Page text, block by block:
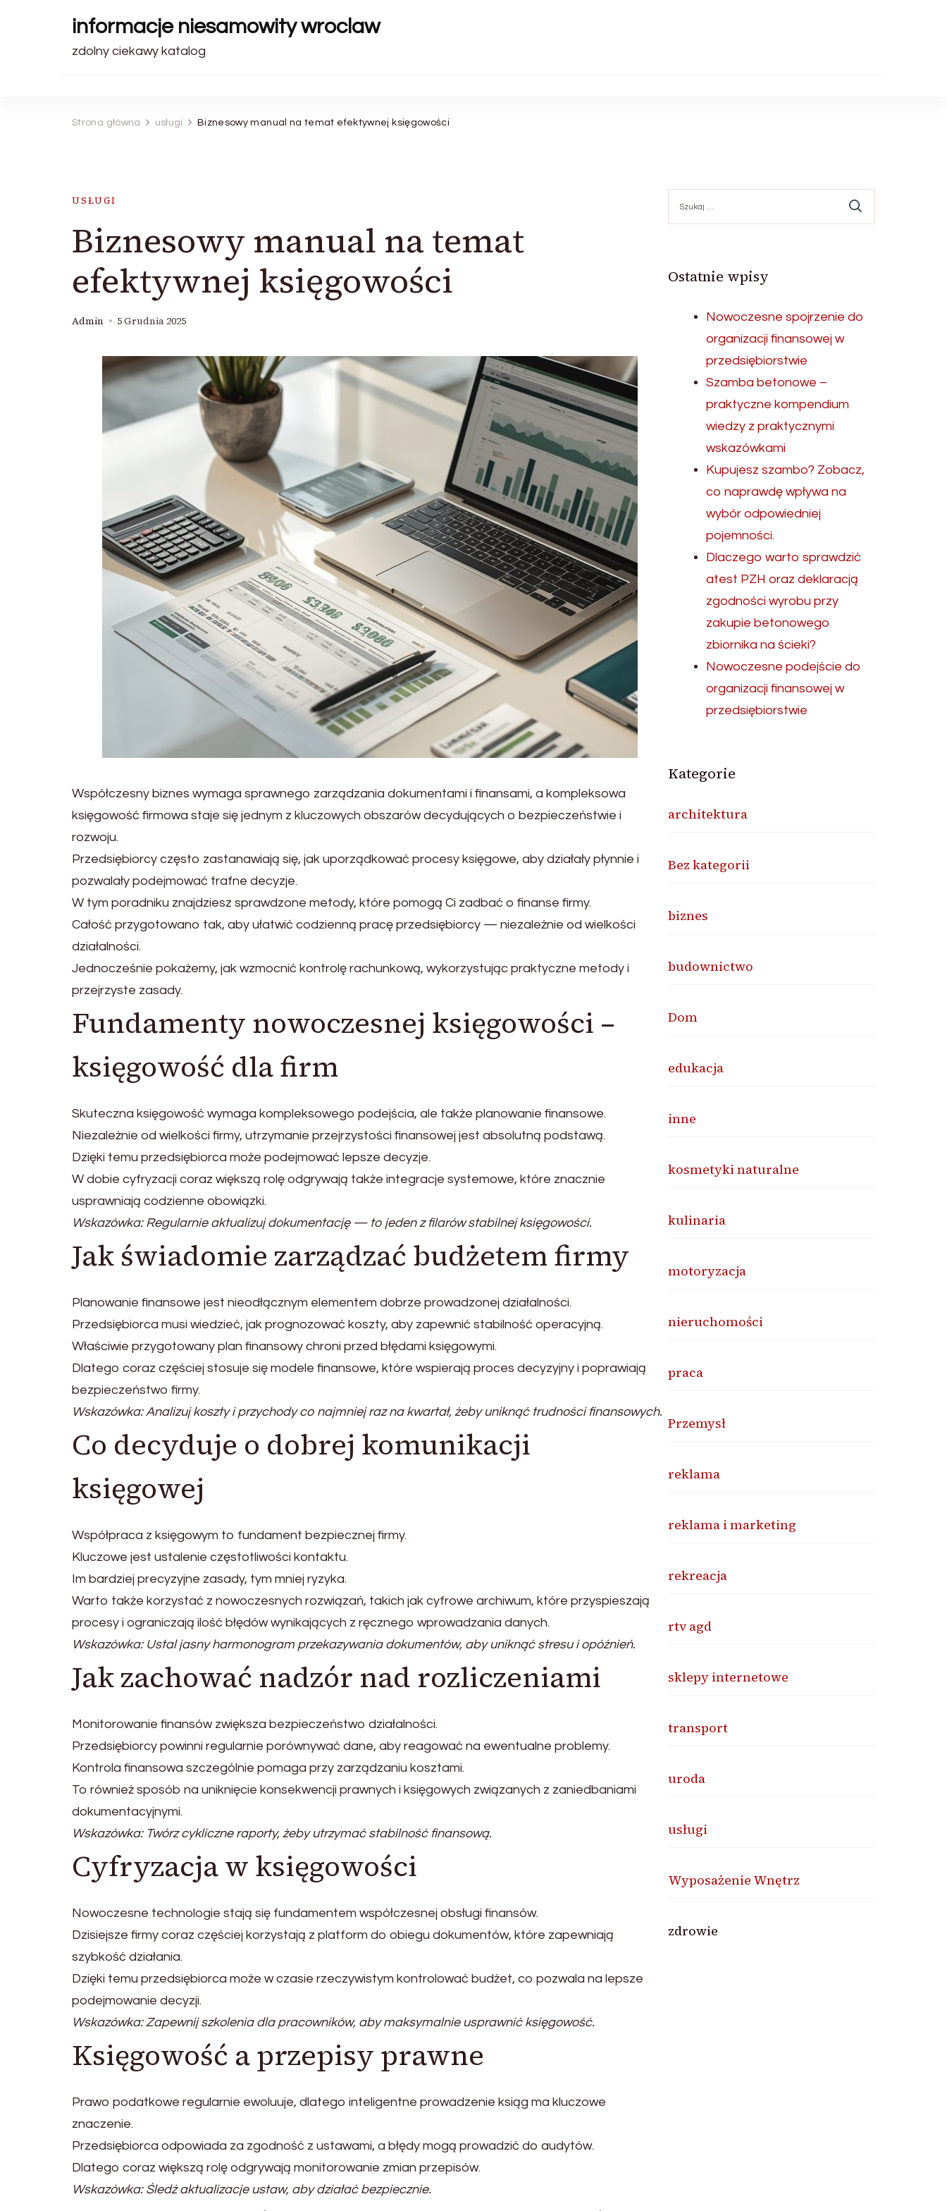
informacje niesamowity wroclaw
zdolny ciekawy katalog
Strona główna usługi Biznesowy manual na temat efektywnej księgowości
USŁUGI
Biznesowy manual na temat
efektywnej księgowości
Admin 5 Grudnia 2025
Współczesny biznes wymaga sprawnego zarządzania dokumentami i finansami, a kompleksowa
księgowość firmowa staje się jednym z kluczowych obszarów decydujących o bezpieczeństwie i
rozwoju.
Przedsiębiorcy często zastanawiają się, jak uporządkować procesy księgowe, aby działały płynnie i
pozwalały podejmować trafne decyzje.
W tym poradniku znajdziesz sprawdzone metody, które pomogą Ci zadbać o finanse firmy.
Całość przygotowano tak, aby ułatwić codzienną pracę przedsiębiorcy — niezależnie od wielkości
działalności.
Jednocześnie pokażemy, jak wzmocnić kontrolę rachunkową, wykorzystując praktyczne metody i
przejrzyste zasady.
Fundamenty nowoczesnej księgowości –
księgowość dla firm
Skuteczna księgowość wymaga kompleksowego podejścia, ale także planowanie finansowe.
Niezależnie od wielkości firmy, utrzymanie przejrzystości finansowej jest absolutną podstawą.
Dzięki temu przedsiębiorca może podejmować lepsze decyzje.
W dobie cyfryzacji coraz większą rolę odgrywają także integracje systemowe, które znacznie
usprawniają codzienne obowiązki.
Wskazówka: Regularnie aktualizuj dokumentację — to jeden z filarów stabilnej księgowości.
Jak świadomie zarządzać budżetem firmy
Planowanie finansowe jest nieodłącznym elementem dobrze prowadzonej działalności.
Przedsiębiorca musi wiedzieć, jak prognozować koszty, aby zapewnić stabilność operacyjną.
Właściwie przygotowany plan finansowy chroni przed błędami księgowymi.
Dlatego coraz częściej stosuje się modele finansowe, które wspierają proces decyzyjny i poprawiają
bezpieczeństwo firmy.
Wskazówka: Analizuj koszty i przychody co najmniej raz na kwartał, żeby uniknąć trudności finansowych.
Co decyduje o dobrej komunikacji
księgowej
Współpraca z księgowym to fundament bezpiecznej firmy.
Kluczowe jest ustalenie częstotliwości kontaktu.
Im bardziej precyzyjne zasady, tym mniej ryzyka.
Warto także korzystać z nowoczesnych rozwiązań, takich jak cyfrowe archiwum, które przyspieszają
procesy i ograniczają ilość błędów wynikających z ręcznego wprowadzania danych.
Wskazówka: Ustal jasny harmonogram przekazywania dokumentów, aby uniknąć stresu i opóźnień.
Jak zachować nadzór nad rozliczeniami
Monitorowanie finansów zwiększa bezpieczeństwo działalności.
Przedsiębiorcy powinni regularnie porównywać dane, aby reagować na ewentualne problemy.
Kontrola finansowa szczególnie pomaga przy zarządzaniu kosztami.
To również sposób na uniknięcie konsekwencji prawnych i księgowych związanych z zaniedbaniami
dokumentacyjnymi.
Wskazówka: Twórz cykliczne raporty, żeby utrzymać stabilność finansową.
Cyfryzacja w księgowości
Nowoczesne technologie stają się fundamentem współczesnej obsługi finansów.
Dzisiejsze firmy coraz częściej korzystają z platform do obiegu dokumentów, które zapewniają
szybkość działania.
Dzięki temu przedsiębiorca może w czasie rzeczywistym kontrolować budżet, co pozwala na lepsze
podejmowanie decyzji.
Wskazówka: Zapewnij szkolenia dla pracowników, aby maksymalnie usprawnić księgowość.
Księgowość a przepisy prawne
Prawo podatkowe regularnie ewoluuje, dlatego inteligentne prowadzenie ksiąg ma kluczowe
znaczenie.
Przedsiębiorca odpowiada za zgodność z ustawami, a błędy mogą prowadzić do audytów.
Dlatego coraz większą rolę odgrywają monitorowanie zmian przepisów.
Wskazówka: Śledź aktualizacje ustaw, aby działać bezpiecznie.
Ostatnie wpisy
Nowoczesne spojrzenie do
organizacji finansowej w
przedsiębiorstwie
Szamba betonowe –
praktyczne kompendium
wiedzy z praktycznymi
wskazówkami
Kupujesz szambo? Zobacz,
co naprawdę wpływa na
wybór odpowiedniej
pojemności.
Dlaczego warto sprawdzić
atest PZH oraz deklaracją
zgodności wyrobu przy
zakupie betonowego
zbiornika na ścieki?
Nowoczesne podejście do
organizacji finansowej w
przedsiębiorstwie
Kategorie
architektura
Bez kategorii
biznes
budownictwo
Dom
edukacja
inne
kosmetyki naturalne
kulinaria
motoryzacja
nieruchomości
praca
Przemysł
reklama
reklama i marketing
rekreacja
rtv agd
sklepy internetowe
transport
uroda
usługi
Wyposażenie Wnętrz
zdrowie